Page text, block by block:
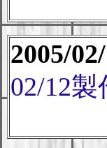
2005/
02/12